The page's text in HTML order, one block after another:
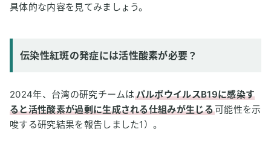
具体的な内容を見てみましょう。
伝染性紅斑の発症には活性酸素が必要？
2024年、台湾の研究チームは パルボウイルスB19に感染す
ると活性酸素が過剰に生成される仕組みが生じる可能性を示
唆する研究結果を報告しました1）。